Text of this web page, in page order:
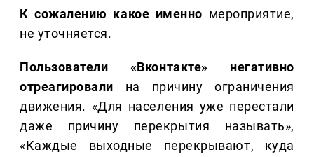
К сожалению какое именно мероприятие,
не уточняется.
Пользователи «Вконтакте» негативно
отреагировали на причину ограничения
движения. «Для населения уже перестали
даже причину перекрытия называть»,
«Каждые выходные перекрывают, куда